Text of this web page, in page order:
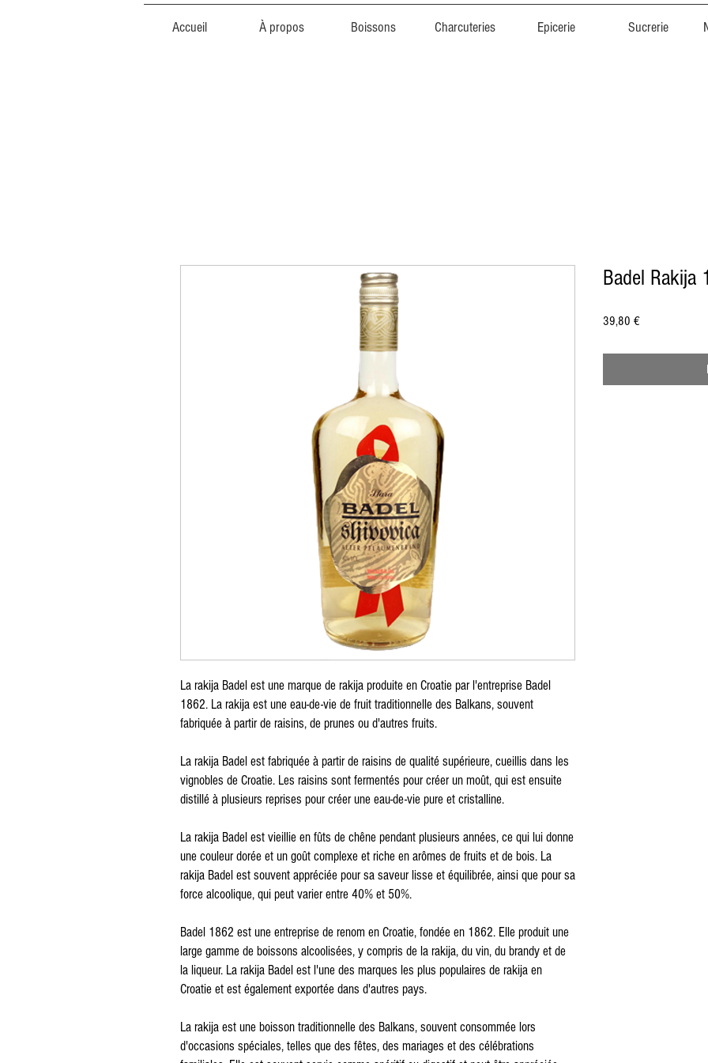
Accueil À propos Boissons Charcuteries Epicerie Sucrerie
La rakija Badel est une marque de rakija produite en Croatie par l'entreprise Badel
1862. La rakija est une eau-de-vie de fruit traditionnelle des Balkans, souvent
fabriquée à partir de raisins, de prunes ou d'autres fruits.
La rakija Badel est fabriquée à partir de raisins de qualité supérieure, cueillis dans les
vignobles de Croatie. Les raisins sont fermentés pour créer un moût, qui est ensuite
distillé à plusieurs reprises pour créer une eau-de-vie pure et cristalline.
La rakija Badel est vieillie en fûts de chêne pendant plusieurs années, ce qui lui donne
une couleur dorée et un goût complexe et riche en arômes de fruits et de bois. La
rakija Badel est souvent appréciée pour sa saveur lisse et équilibrée, ainsi que pour sa
force alcoolique, qui peut varier entre 40% et 50%.
Badel 1862 est une entreprise de renom en Croatie, fondée en 1862. Elle produit une
large gamme de boissons alcoolisées, y compris de la rakija, du vin, du brandy et de
la liqueur. La rakija Badel est l'une des marques les plus populaires de rakija en
Croatie et est également exportée dans d'autres pays.
La rakija est une boisson traditionnelle des Balkans, souvent consommée lors
d'occasions spéciales, telles que des fêtes, des mariages et des célébrations
Badel Rakija
39,80 €Prix